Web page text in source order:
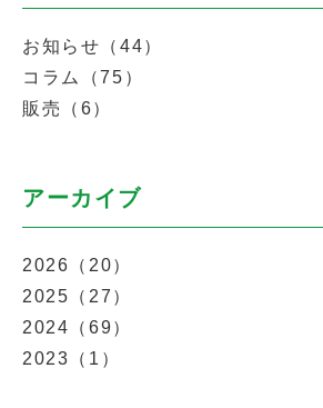
お知らせ（44）
コラム（75）
販売（6）
アーカイブ
2026（20）
2025（27）
2024（69）
2023（1）